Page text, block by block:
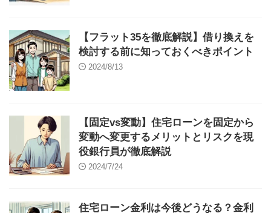
【フラット35を徹底解説】借り換えを
検討する前に知っておくべきポイント
2024/8/13
【固定vs変動】住宅ローンを固定から
変動へ変更するメリットとリスクを現
役銀行員が徹底解説
2024/7/24
住宅ローン金利は今後どうなる？金利